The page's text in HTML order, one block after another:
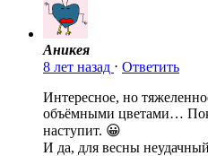
Аникея
8 лет назад ⋅ Ответить
Интересное, но
объёмными цветами…
наступит. 😀
И да, для весны